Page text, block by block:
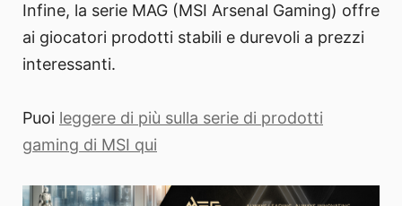
Infine, la serie MAG (MSI Arsenal Gaming) offre
ai giocatori prodotti stabili e durevoli a prezzi
interessanti.
Puoi leggere di più sulla serie di prodotti
gaming di MSI qui